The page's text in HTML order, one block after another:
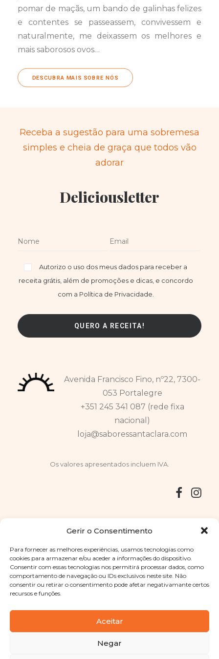
Gerir o Consentimento
Para fornecer as melhores experiências, usamos tecnologias como
cookies para armazenar e/ou aceder a informações do dispositivo.
Consentir com essas tecnologias nos permitirá processar dados, como
comportamento de navegação ou IDs exclusivos neste site. Não
consentir ou retirar o consentimento pode afetar negativamante certos
recursos e funções.
Aceitar
Negar
pomar de maçãs, um bando de galinhas felizes
e contentes se passeassem, convivessem e
naturalmente, me deixassem os melhores e
mais saborosos ovos…
DESCUBRA MAIS SOBRE NÓS
Receba a sugestão para uma sobremesa
simples e cheia de graça que todos vão
adorar
Deliciousletter
Autorizo o uso dos meus dados para receber a
receita grátis, além de promoções e dicas, e concordo
com a Política de Privacidade.
Avenida Francisco Fino, nº22, 7300-
053 Portalegre
+351 245 341 087 (rede fixa
nacional)
loja@saboressantaclara.com
Os valores apresentados incluem IVA.
Copyright © 2025 Sabores Santa Clara
. Todos os direitos
reservadosPolítica de Privacidade |Termos e condições
Designed byShift Your Branding Agency